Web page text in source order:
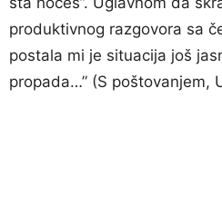
produktivnog razgovora sa
postala mi je situacija još
propada…” (S poštovanjem,